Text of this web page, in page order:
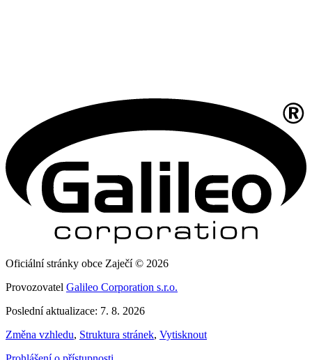
Oficiální stránky obce Zaječí © 2026
Provozovatel Galileo Corporation s.r.o.
Poslední aktualizace: 7. 8. 2026
Změna vzhledu, Struktura stránek, Vytisknout